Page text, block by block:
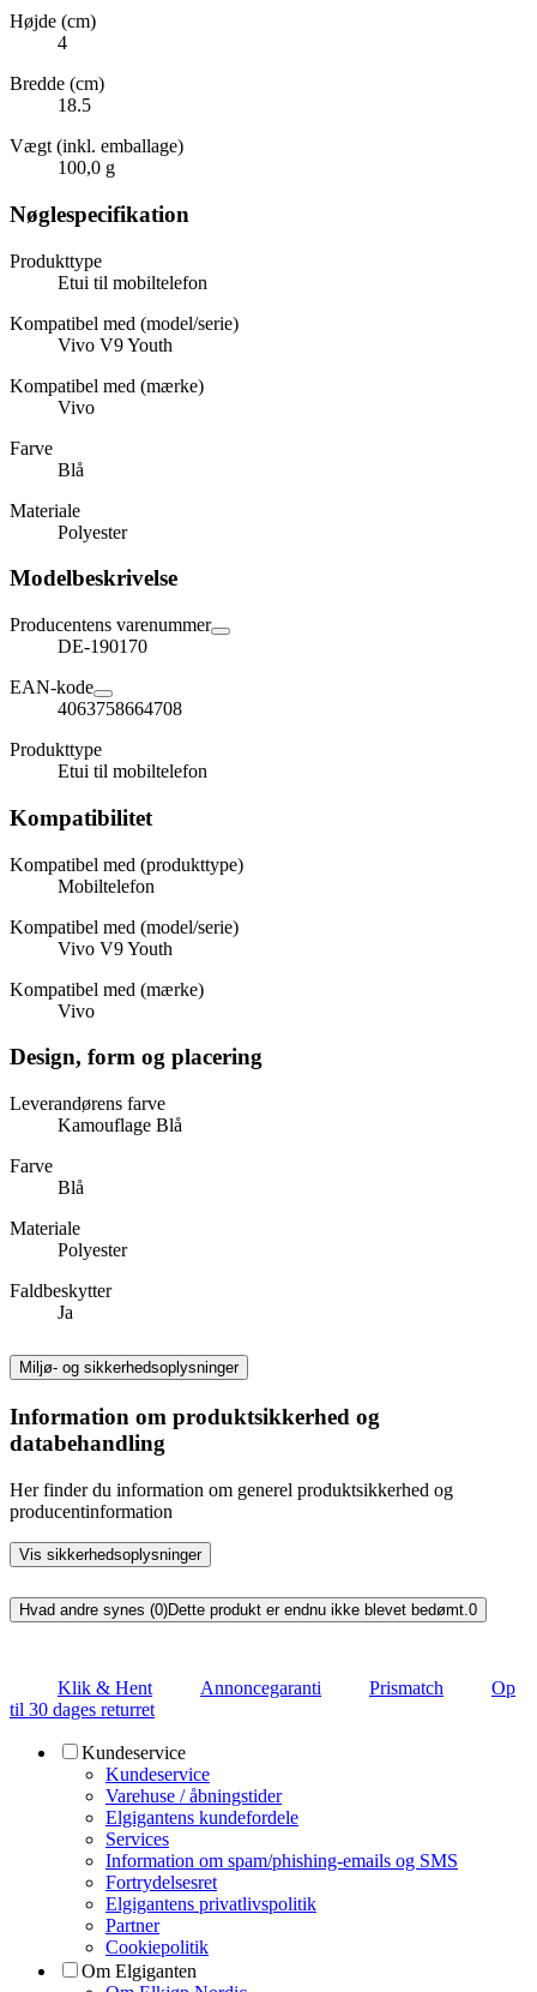
Højde (cm)
4
Bredde (cm)
18.5
Vægt (inkl. emballage)
100,0 g
Nøglespecifikation
Produkttype
Etui til mobiltelefon
Kompatibel med (model/serie)
Vivo V9 Youth
Kompatibel med (mærke)
Vivo
Farve
Blå
Materiale
Polyester
Modelbeskrivelse
Producentens varenummer
DE-190170
EAN-kode
4063758664708
Produkttype
Etui til mobiltelefon
Kompatibilitet
Kompatibel med (produkttype)
Mobiltelefon
Kompatibel med (model/serie)
Vivo V9 Youth
Kompatibel med (mærke)
Vivo
Design, form og placering
Leverandørens farve
Kamouflage Blå
Farve
Blå
Materiale
Polyester
Faldbeskytter
Ja
Miljø- og sikkerhedsoplysninger
Information om produktsikkerhed og
databehandling
Her finder du information om generel produktsikkerhed og
producentinformation
Vis sikkerhedsoplysninger
Hvad andre synes (0)Dette produkt er endnu ikke blevet bedømt.0
Klik & Hent Annoncegaranti Prismatch
Op
til 30 dages returret
Kundeservice
Kundeservice
Varehuse / åbningstider
Elgigantens kundefordele
Services
Information om spam/phishing-emails og SMS
Fortrydelsesret
Elgigantens privatlivspolitik
Partner
Cookiepolitik
Om Elgiganten